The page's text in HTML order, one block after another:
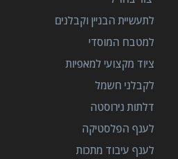
לתעשיית הבניין וקבלנים
למטבח המוסדי
ציוד מקצועי למאפיות
לקבלני חשמל
דלתות נירוסטה
לענף הפלסטיקה
לענף עיבוד מתכות